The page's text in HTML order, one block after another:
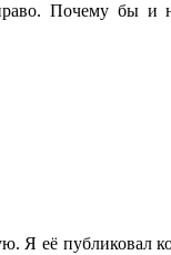
Почему бы и
Я её публиковал